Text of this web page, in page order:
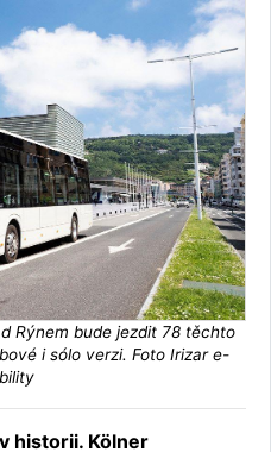
Rýnem bude jezdit 78 těchto
i sólo verzi. Foto Irizar e-
historii. Kölner